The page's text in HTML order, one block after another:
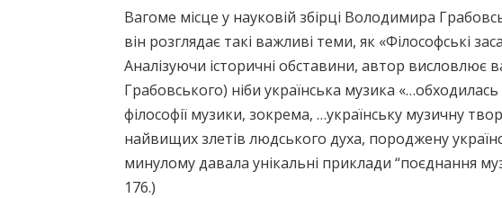
Вагоме місце у науковій збірці Володимира
він розглядає такі важливі теми, як «Філософські
Аналізуючи історичні обставини, автор
Грабовського) ніби українська музика
філософії музики, зокрема, …українську музичну
найвищих злетів людського духа, породжену
минулому давала унікальні приклади “поєднання
176.)